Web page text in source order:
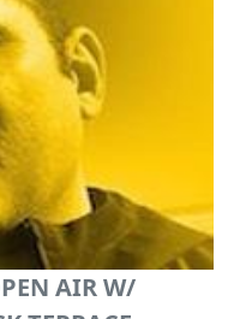
AIR W/